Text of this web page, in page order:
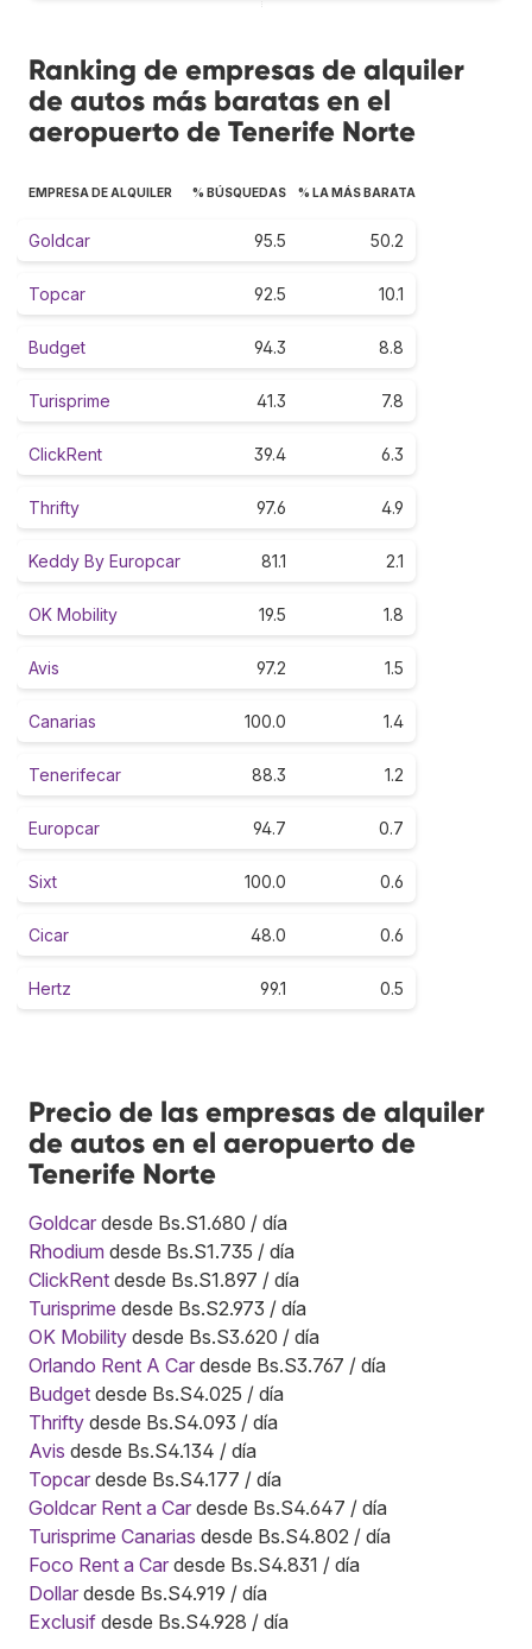
Ranking de empresas de alquiler
de autos más baratas en el
aeropuerto de Tenerife Norte
EMPRESA DE ALQUILER % BÚSQUEDAS % LA MÁS BARATA
Goldcar 95.5 50.2
Topcar 92.5 10.1
Budget 94.3 8.8
Turisprime 41.3 7.8
ClickRent 39.4 6.3
Thrifty 97.6 4.9
Keddy By Europcar 81.1 2.1
OK Mobility 19.5 1.8
Avis 97.2 1.5
Canarias 100.0 1.4
Tenerifecar 88.3 1.2
Europcar 94.7 0.7
Sixt 100.0 0.6
Cicar 48.0 0.6
Hertz 99.1 0.5
Precio de las empresas de alquiler
de autos en el aeropuerto de
Tenerife Norte
Goldcar desde Bs.S1.680 / día
Rhodium desde Bs.S1.735 / día
ClickRent desde Bs.S1.897 / día
Turisprime desde Bs.S2.973 / día
OK Mobility desde Bs.S3.620 / día
Orlando Rent A Car desde Bs.S3.767 / día
Budget desde Bs.S4.025 / día
Thrifty desde Bs.S4.093 / día
Avis desde Bs.S4.134 / día
Topcar desde Bs.S4.177 / día
Goldcar Rent a Car desde Bs.S4.647 / día
Turisprime Canarias desde Bs.S4.802 / día
Foco Rent a Car desde Bs.S4.831 / día
Dollar desde Bs.S4.919 / día
Exclusif desde Bs.S4.928 / día